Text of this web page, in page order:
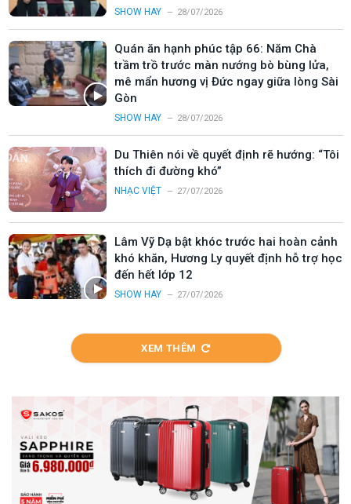
SHOW HAY 28/07/2026
Quán ăn hạnh phúc tập 66: Năm Chà
trầm trồ trước màn nướng bò bùng lửa,
mê mẩn hương vị Đức ngay giữa lòng Sài
Gòn
SHOW HAY 28/07/2026
Du Thiên nói về quyết định rẽ hướng: “Tôi
thích đi đường khó”
NHẠC VIỆT 27/07/2026
Lâm Vỹ Dạ bật khóc trước hai hoàn cảnh
khó khăn, Hương Ly quyết định hỗ trợ học
đến hết lớp 12
SHOW HAY 27/07/2026
XEM THÊM